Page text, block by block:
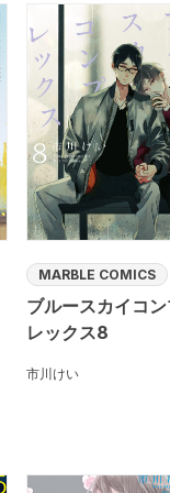
MARBLE COMICS
ブルースカイコ
レックス8
市川けい